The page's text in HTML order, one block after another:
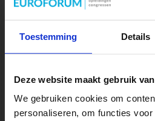
Toestemming Details
Deze website maakt gebruik
We gebruiken cookies om
personaliseren, om functies
onderdelen verbinden
aan
professionalisering
teams dezelfde basis